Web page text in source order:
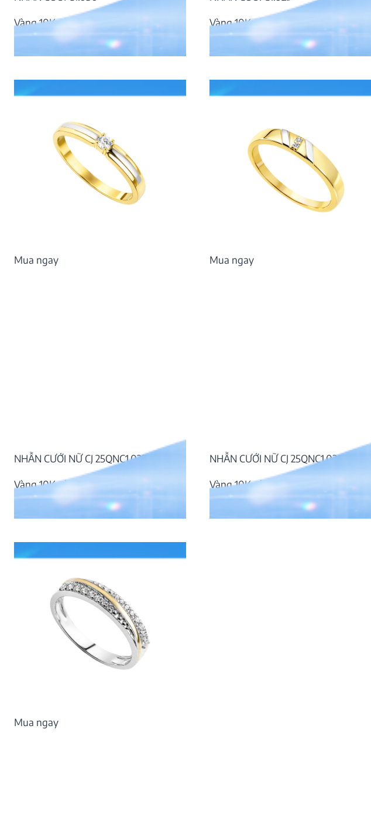
Vàng 10K, đá CZ
10.466.000₫
Vàng 10K, đá CZ
8.099.000₫
Mua ngay
NHẪN CƯỚI NỮ CJ 25QNC1.029
Vàng 10K, đá CZ
8.099.000₫
Mua ngay
NHẪN CƯỚI NỮ CJ 25QNC1.030
Vàng 10K, đá CZ
10.466.000₫
Mua ngay